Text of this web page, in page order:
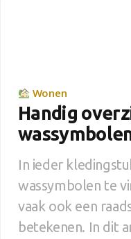
Wonen
Handig
In ieder
wassymbolen te
vaak ook een
betekenen. In dit